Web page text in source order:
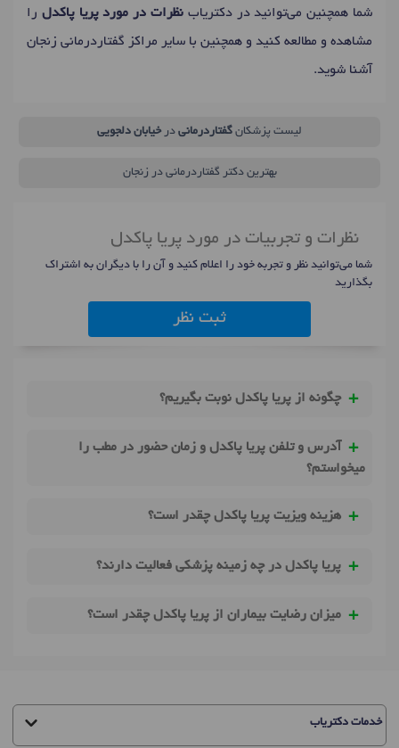
شما همچنین می‌توانید در دکتریاب نظرات در مورد پریا پاکدل را
مشاهده و مطالعه کنید و همچنین با سایر مراکز گفتاردرمانی زنجان
آشنا شوید.
لیست پزشکان گفتاردرمانی در خیابان دلجویی
بهترین دکتر گفتاردرمانی در زنجان
نظرات و تجربیات در مورد پریا پاکدل
شما می‌توانید نظر و تجربه خود را اعلام کنید و آن را با دیگران به اشتراک
بگذارید
ثبت نظر
چگونه از پریا پاکدل نوبت بگیریم؟
آدرس و تلفن پریا پاکدل و زمان حضور در مطب را
میخواستم؟
هزینه ویزیت پریا پاکدل چقدر است؟
پریا پاکدل در چه زمینه پزشکی فعالیت دارند؟
میزان رضایت بیماران از پریا پاکدل چقدر است؟
خدمات دکتریاب